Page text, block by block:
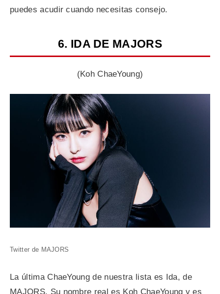
puedes acudir cuando necesitas consejo.
6. IDA DE MAJORS
(Koh ChaeYoung)
Twitter de MAJORS
La última ChaeYoung de nuestra lista es Ida, de
MAJORS. Su nombre real es Koh ChaeYoung y es